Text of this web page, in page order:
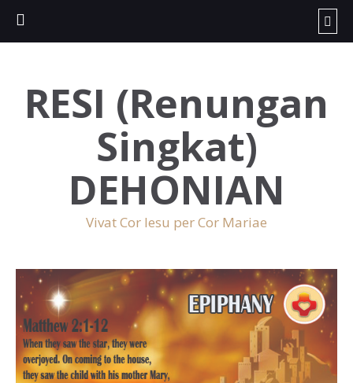
RESI (Renungan
Singkat)
DEHONIAN
Vivat Cor Iesu per Cor Mariae